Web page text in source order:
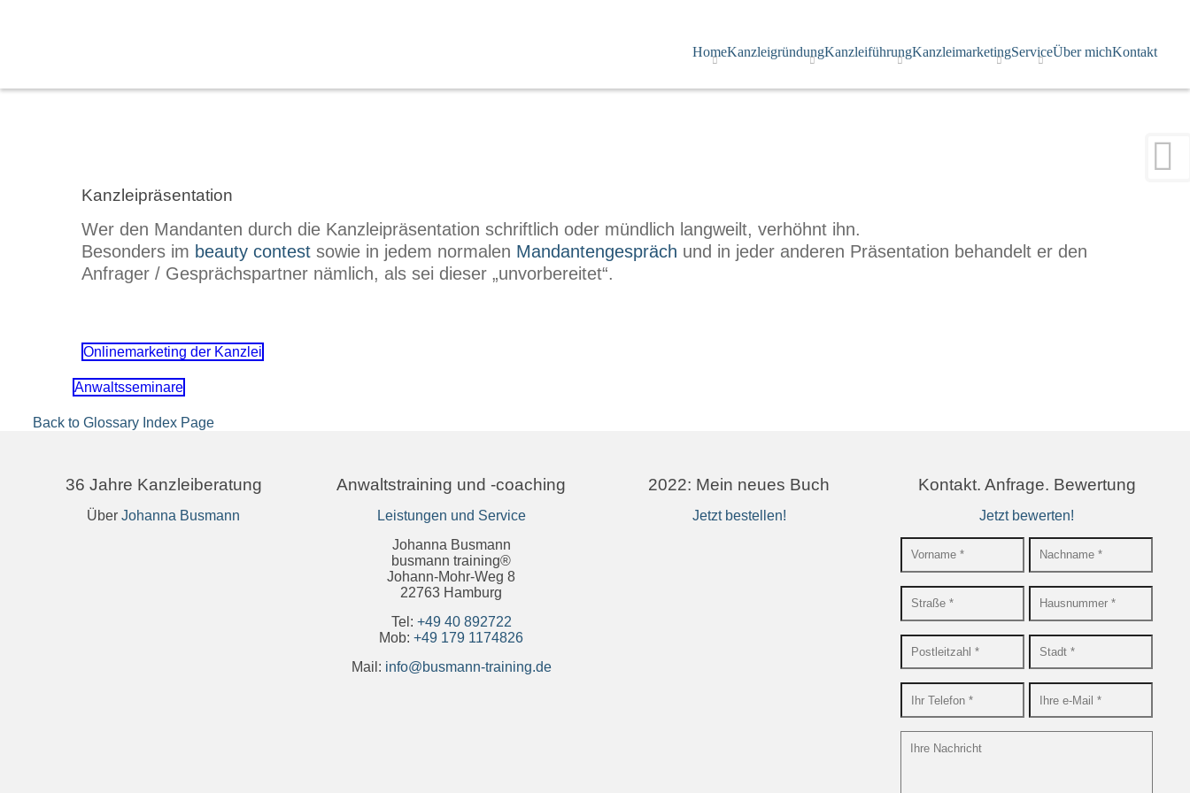
HomeKanzleigründungKanzleiführungKanzleimarketingServiceÜber michKontakt
Kanzleipräsentation
Wer den Mandanten durch die Kanzleipräsentation schriftlich oder mündlich langweilt, verhöhnt ihn.
Besonders im beauty contest sowie in jedem normalen Mandantengespräch und in jeder anderen Präsentation behandelt er den
Anfrager / Gesprächspartner nämlich, als sei dieser „unvorbereitet“.
Onlinemarketing der Kanzlei
Anwaltsseminare
Back to Glossary Index Page
36 Jahre Kanzleiberatung
Über Johanna Busmann
Anwaltstraining und -coaching
Leistungen und Service
Johanna Busmann
busmann training®
Johann-Mohr-Weg 8
22763 Hamburg
Tel: +49 40 892722
Mob: +49 179 1174826
Mail: info@busmann-training.de
2022: Mein neues Buch
Jetzt bestellen!
Kontakt. Anfrage. Bewertung
Jetzt bewerten!